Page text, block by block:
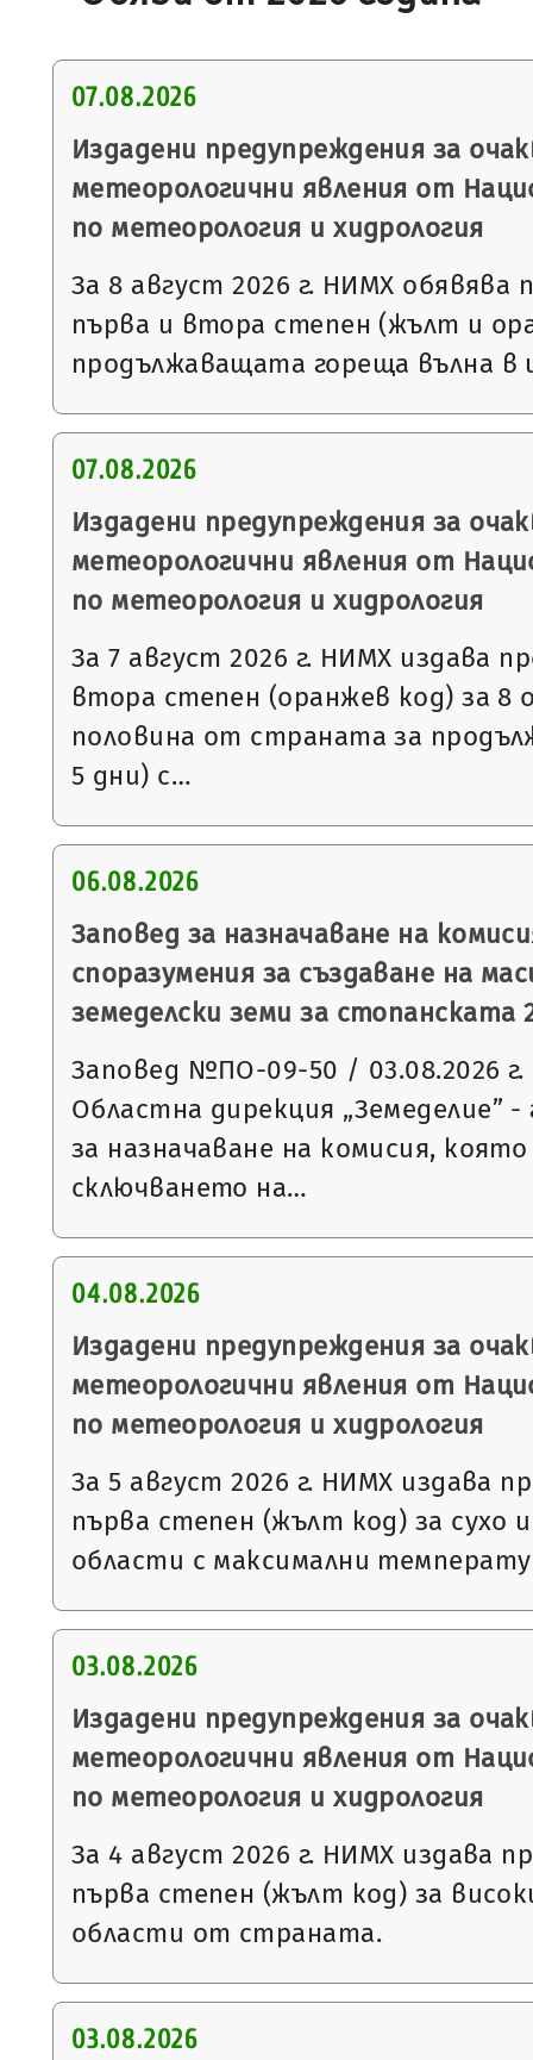
07.08.2026
Издадени предупреждения за
метеорологични явления от
по метеорология и хидрология
За 8 август 2026 г. НИМХ обявява
първа и втора степен (жълт и
продължаващата гореща вълна в
07.08.2026
Издадени предупреждения за
метеорологични явления от
по метеорология и хидрология
За 7 август 2026 г. НИМХ издава
втора степен (оранжев код) за 8
половина от страната за
5 дни) с…
06.08.2026
Заповед за назначаване на
споразумения за създаване на
земеделски земи за стопанската
Заповед №ПО-09-50 / 03.08.2026
Областна дирекция „Земеделие” -
за назначаване на комисия,
сключването на…
04.08.2026
Издадени предупреждения за
метеорологични явления от
по метеорология и хидрология
За 5 август 2026 г. НИМХ издава
първа степен (жълт код) за сухо
области с максимални
03.08.2026
Издадени предупреждения за
метеорологични явления от
по метеорология и хидрология
За 4 август 2026 г. НИМХ издава
първа степен (жълт код) за
области от страната.
03.08.2026